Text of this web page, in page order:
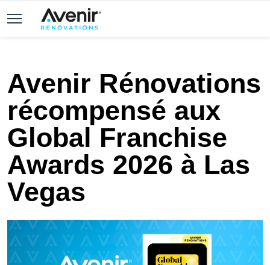
Avenir Rénovations
récompensé aux
Global Franchise
Awards 2026 à Las
Vegas